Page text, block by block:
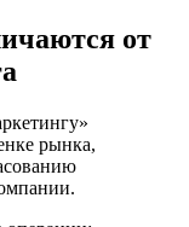
от
рынка,